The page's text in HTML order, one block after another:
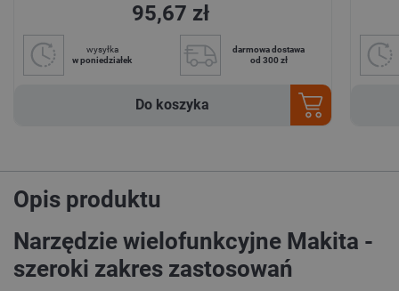
95,67 zł
wysyłka
w poniedziałek
darmowa dostawa
od 300 zł
Do koszyka
Opis produktu
Narzędzie wielofunkcyjne Makita -
szeroki zakres zastosowań